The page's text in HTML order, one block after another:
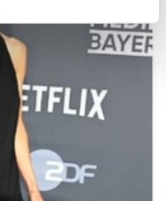
identifizieren
persönlichen Daten
Präferenzen im
und Anzeigen zu
Medien anbieten
Website zu